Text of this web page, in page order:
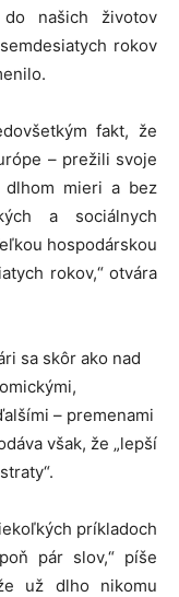
našich životov
rokov
fakt, že
– prežili svoje
dlhom mieri a bez
a sociálnych
hospodárskou
rokov,“ otvára
sa skôr ako nad
– premenami
však, že „lepší
príkladoch
pár slov,“ píše
už dlho nikomu